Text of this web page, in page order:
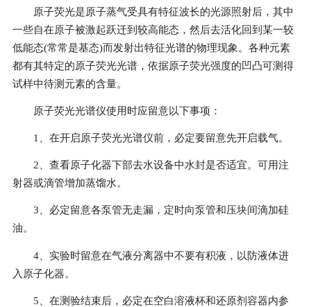
原子荧光是原子蒸气受具有特征波长的光源照射后，其中
一些自在原子被激起跃迁到较高能态，然后去活化回到某一较
低能态(常常是基态)而发射出特征光谱的物理现象。各种元素
都有其特定的原子荧光光谱，依据原子荧光强度的凹凸可测得
试样中待测元素的含量。
原子荧光光谱仪使用时应留意以下事项：
1、在开启原子荧光光谱仪前，必定要留意先开启载气。
2、查看原子化器下部去水设备中水封是否适宜。可用注
射器或滴管增加蒸馏水。
3、必定留意各泵管无走漏，定时向泵管和压块间滴加硅
油。
4、实验时留意在气液分离器中不要有积液，以防液体进
入原子化器。
5、在测验结束后，必定在空白溶液杯和还原剂容器内参